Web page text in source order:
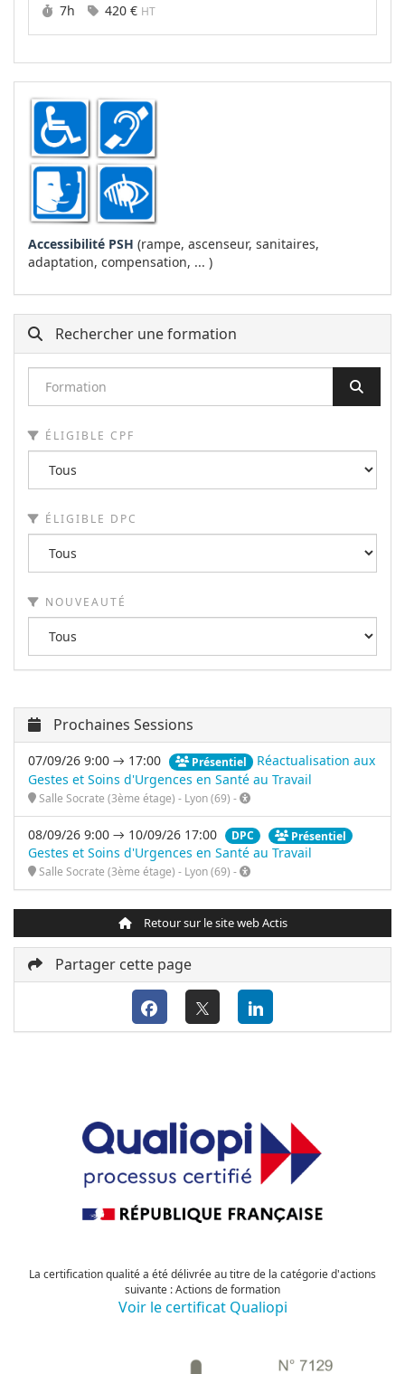
Durée :
7h Prix :
420 € HT
Accessibilité PSH (rampe, ascenseur, sanitaires,
adaptation, compensation, ... )
Rechercher une formation
ÉLIGIBLE CPF
ÉLIGIBLE DPC
NOUVEAUTÉ
Prochaines Sessions
07/09/26 9:00 → 17:00 Présentiel
Réactualisation aux
Gestes et Soins d'Urgences en Santé au Travail
Salle Socrate (3ème étage) - Lyon (69) -
08/09/26 9:00 → 10/09/26 17:00 DPC Présentiel
Gestes et Soins d'Urgences en Santé au Travail
Salle Socrate (3ème étage) - Lyon (69) -
Retour sur le site web Actis
Partager cette page
La certification qualité a été délivrée au titre de la catégorie d'actions
suivante : Actions de formation
Voir le certificat Qualiopi